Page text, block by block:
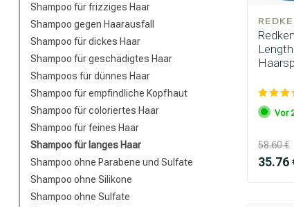
Shampoo für frizziges Haar
Shampoo gegen Haarausfall
Shampoo für dickes Haar
Shampoo für geschädigtes Haar
Shampoos für dünnes Haar
Shampoo für empfindliche Kopfhaut
Shampoo für coloriertes Haar
Shampoo für feines Haar
Shampoo für langes Haar
Shampoo ohne Parabene und Sulfate
Shampoo ohne Silikone
Shampoo ohne Sulfate
Vor
58.60 €
35.76